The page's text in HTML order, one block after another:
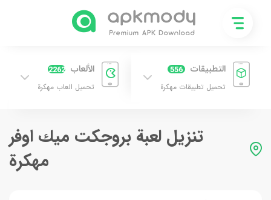
التطبيقات 556
تحميل تطبيقات مهكرة
الألعاب 2262
تحميل العاب مهكرة
تنزيل لعبة بروجكت ميك اوفر
مهكرة